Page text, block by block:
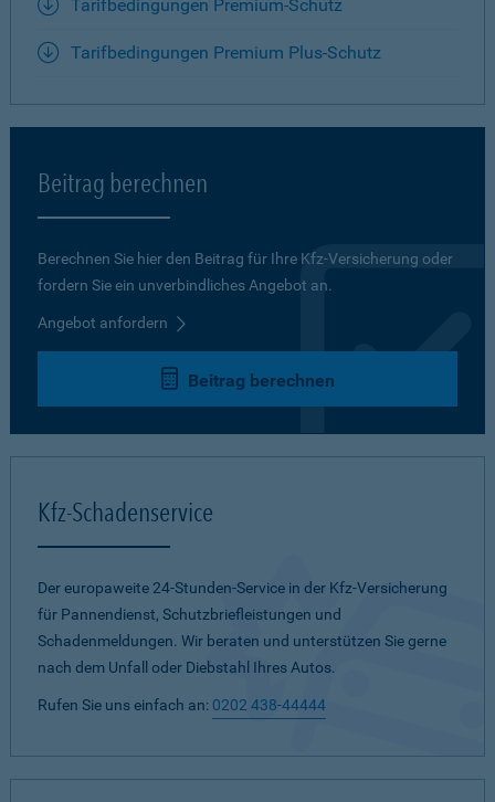
Tarifbedingungen Premium-Schutz
Tarifbedingungen Premium Plus-Schutz
Beitrag berechnen
Berechnen Sie hier den Beitrag für Ihre Kfz-Versicherung oder
fordern Sie ein unverbindliches Angebot an.
Angebot anfordern
Beitrag berechnen
Kfz-Schadenservice
Der europaweite 24-Stunden-Service in der Kfz-Versicherung
für Pannendienst, Schutzbriefleistungen und
Schadenmeldungen. Wir beraten und unterstützen Sie gerne
nach dem Unfall oder Diebstahl Ihres Autos.
Rufen Sie uns einfach an: 0202 438-44444